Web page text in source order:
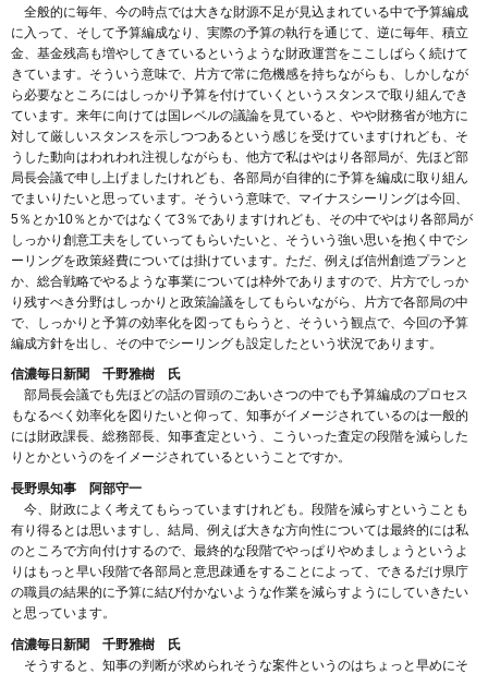
全般的に毎年、今の時点では大きな財源不足が見込まれている中で予算編成
に入って、そして予算編成なり、実際の予算の執行を通じて、逆に毎年、積立
金、基金残高も増やしてきているというような財政運営をここしばらく続けて
きています。そういう意味で、片方で常に危機感を持ちながらも、しかしなが
ら必要なところにはしっかり予算を付けていくというスタンスで取り組んでき
ています。来年に向けては国レベルの議論を見ていると、やや財務省が地方に
対して厳しいスタンスを示しつつあるという感じを受けていますけれども、そ
うした動向はわれわれ注視しながらも、他方で私はやはり各部局が、先ほど部
局長会議で申し上げましたけれども、各部局が自律的に予算を編成に取り組ん
でまいりたいと思っています。そういう意味で、マイナスシーリングは今回、
5％とか10％とかではなくて3％でありますけれども、その中でやはり各部局が
しっかり創意工夫をしていってもらいたいと、そういう強い思いを抱く中でシ
ーリングを政策経費については掛けています。ただ、例えば信州創造プランと
か、総合戦略でやるような事業については枠外でありますので、片方でしっか
り残すべき分野はしっかりと政策論議をしてもらいながら、片方で各部局の中
で、しっかりと予算の効率化を図ってもらうと、そういう観点で、今回の予算
編成方針を出し、その中でシーリングも設定したという状況であります。
信濃毎日新聞 千野雅樹 氏
部局長会議でも先ほどの話の冒頭のごあいさつの中でも予算編成のプロセス
もなるべく効率化を図りたいと仰って、知事がイメージされているのは一般的
には財政課長、総務部長、知事査定という、こういった査定の段階を減らした
りとかというのをイメージされているということですか。
長野県知事 阿部守一
今、財政によく考えてもらっていますけれども。段階を減らすということも
有り得るとは思いますし、結局、例えば大きな方向性については最終的には私
のところで方向付けするので、最終的な段階でやっぱりやめましょうというよ
りはもっと早い段階で各部局と意思疎通をすることによって、できるだけ県庁
の職員の結果的に予算に結び付かないような作業を減らすようにしていきたい
と思っています。
信濃毎日新聞 千野雅樹 氏
そうすると、知事の判断が求められそうな案件というのはちょっと早めにそ